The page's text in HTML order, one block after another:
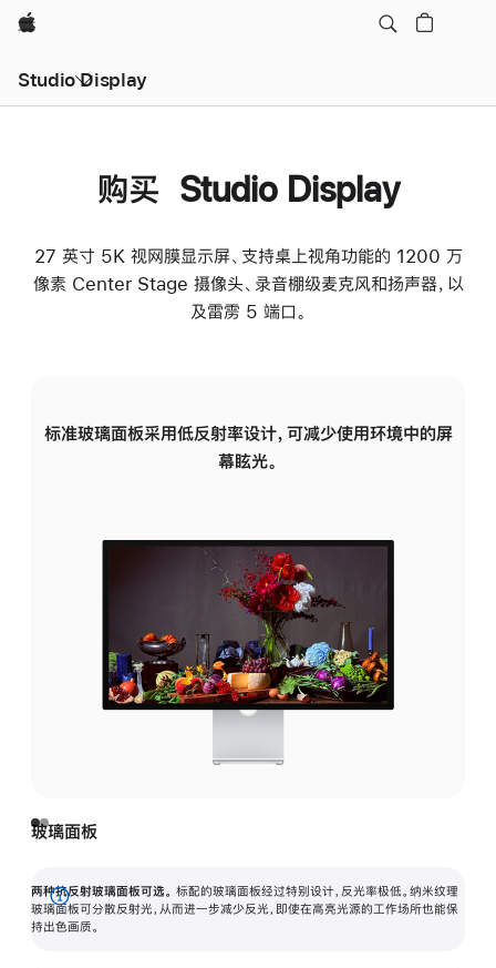
Apple
Studio Display
购买 Studio Display
27 英寸 5K 视网膜显示屏、支持桌上视角功能的 1200 万
像素 Center Stage 摄像头、录音棚级麦克风和扬声器，以
及雷雳 5 端口。
标准玻璃面板采用低反射率设计，可减少使用环境中的屏
幕眩光。
玻璃面板
两种抗反射玻璃面板可选。 标配的玻璃面板经过特别设计，反光率极低。纳米纹理
玻璃面板可分散反射光，从而进一步减少反光，即使在高亮光源的工作场所也能保
持出色画质。
展
开